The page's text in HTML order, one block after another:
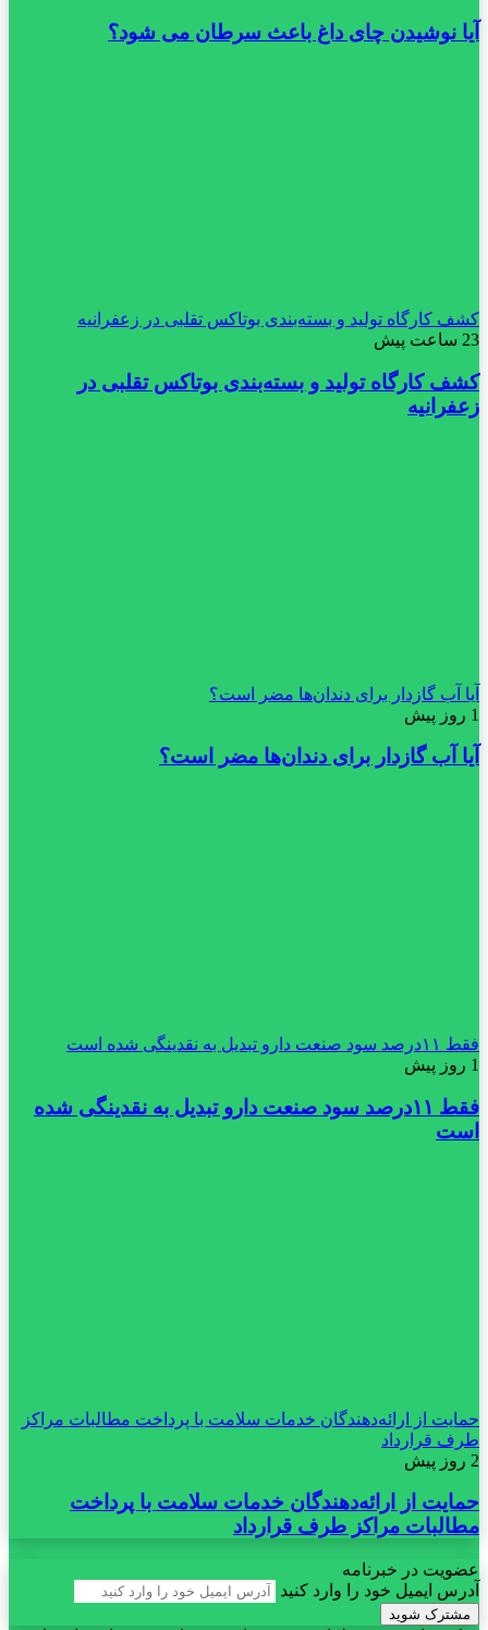
آیا نوشیدن چای داغ باعث سرطان می شود؟
کشف کارگاه تولید و بسته‌بندی بوتاکس تقلبی در زعفرانیه
23 ساعت پیش
کشف کارگاه تولید و بسته‌بندی بوتاکس تقلبی در
زعفرانیه
آیا آب گازدار برای دندان‌ها مضر است؟
1 روز پیش
آیا آب گازدار برای دندان‌ها مضر است؟
فقط ۱۱‌درصد سود صنعت دارو تبدیل به نقدینگی شده است
1 روز پیش
فقط ۱۱‌درصد سود صنعت دارو تبدیل به نقدینگی شده
است
حمایت از ارائه‌دهندگان خدمات سلامت با پرداخت مطالبات مراکز
طرف قرارداد
2 روز پیش
حمایت از ارائه‌دهندگان خدمات سلامت با پرداخت
مطالبات مراکز طرف قرارداد
عضویت در خبرنامه
آدرس ایمیل خود را وارد کنید